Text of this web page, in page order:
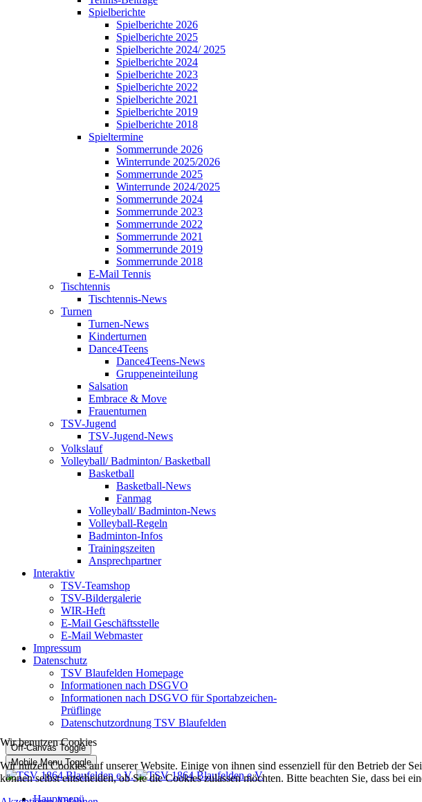
Spielberichte
Spielberichte 2026
Spielberichte 2025
Spielberichte 2024/ 2025
Spielberichte 2024
Spielberichte 2023
Spielberichte 2022
Spielberichte 2021
Spielberichte 2019
Spielberichte 2018
Spieltermine
Sommerrunde 2026
Winterrunde 2025/2026
Sommerrunde 2025
Winterrunde 2024/2025
Sommerrunde 2024
Sommerrunde 2023
Sommerrunde 2022
Sommerrunde 2021
Sommerrunde 2019
Sommerrunde 2018
E-Mail Tennis
Tischtennis
Tischtennis-News
Turnen
Turnen-News
Kinderturnen
Dance4Teens
Dance4Teens-News
Gruppeneinteilung
Salsation
Embrace & Move
Frauenturnen
TSV-Jugend
TSV-Jugend-News
Volkslauf
Volleyball/ Badminton/ Basketball
Basketball
Basketball-News
Fanmag
Volleyball/ Badminton-News
Volleyball-Regeln
Badminton-Infos
Trainingszeiten
Ansprechpartner
Interaktiv
TSV-Teamshop
TSV-Bildergalerie
WIR-Heft
E-Mail Geschäftsstelle
E-Mail Webmaster
Impressum
Datenschutz
TSV Blaufelden Homepage
Informationen nach DSGVO
Informationen nach DSGVO für Sportabzeichen-
Prüflinge
Datenschutzordnung TSV Blaufelden
Off-Canvas Toggle
Mobile Menu Toggle
Hauptmenü
Wir benutzen Cookies
Wir nutzen Cookies auf unserer Website. Einige von ihnen sind essenziell für den Betrieb der
können selbst entscheiden, ob Sie die Cookies zulassen möchten. Bitte beachten Sie, dass